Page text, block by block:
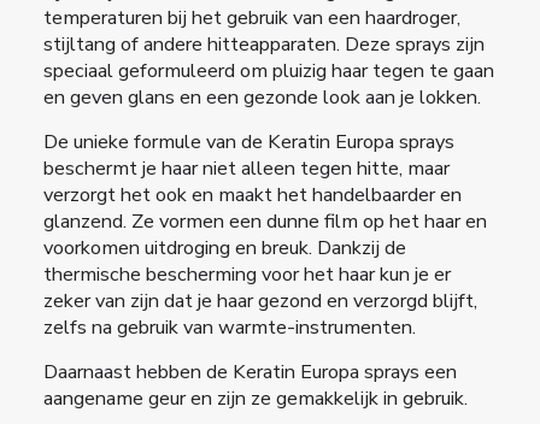
temperaturen bij het gebruik van een haardroger,
stijltang of andere hitteapparaten. Deze sprays zijn
speciaal geformuleerd om pluizig haar tegen te gaan
en geven glans en een gezonde look aan je lokken.
De unieke formule van de Keratin Europa sprays
beschermt je haar niet alleen tegen hitte, maar
verzorgt het ook en maakt het handelbaarder en
glanzend. Ze vormen een dunne film op het haar en
voorkomen uitdroging en breuk. Dankzij de
thermische bescherming voor het haar kun je er
zeker van zijn dat je haar gezond en verzorgd blijft,
zelfs na gebruik van warmte-instrumenten.
Daarnaast hebben de Keratin Europa sprays een
aangename geur en zijn ze gemakkelijk in gebruik.